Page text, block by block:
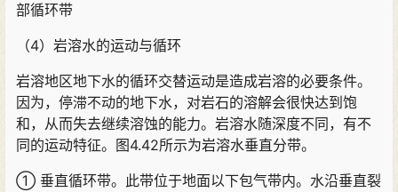
部循环带
（4）岩溶水的运动与循环
岩溶地区地下水的循环交替运动是造成岩溶的必要条件。
因为，停滞不动的地下水，对岩石的溶解会很快达到饱
和，从而失去继续溶蚀的能力。岩溶水随深度不同，有不
同的运动特征。图4.42所示为岩溶水垂直分带。
① 垂直循环带。此带位于地面以下包气带内。水沿垂直裂